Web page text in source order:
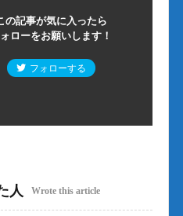
の記事が気に入ったら
ローをお願いします！
フォローする
人 Wrote this article